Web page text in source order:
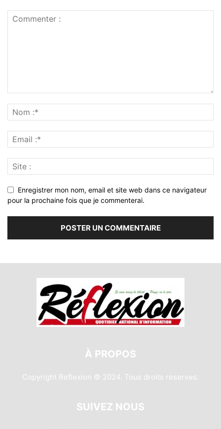
Enregistrer mon nom, email et site web dans ce navigateur
pour la prochaine fois que je commenterai.
À PROPOS
Copyright Reflexion © 2024. Tous droits reserves.
SUIVEZ NOUS